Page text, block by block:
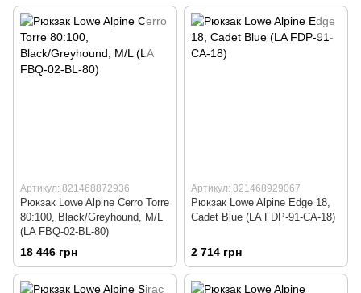
Артикул: 821468872936
Рюкзак Lowe Alpine Cerro Torre
80:100, Black/Greyhound, M/L
(LA FBQ-02-BL-80)
18 446 грн
Артикул: 821468929067
Рюкзак Lowe Alpine Edge 18,
Cadet Blue (LA FDP-91-CA-18)
2 714 грн